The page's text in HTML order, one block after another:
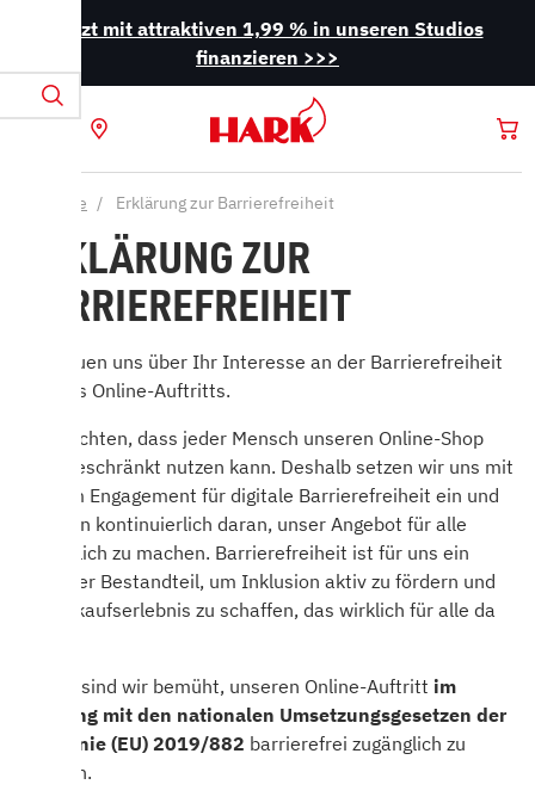
Jetzt mit attraktiven 1,99 % in unseren Studios
finanzieren >>>
Startseite Erklärung zur Barrierefreiheit
ERKLÄRUNG ZUR
BARRIEREFREIHEIT
Wir freuen uns über Ihr Interesse an der Barrierefreiheit
unseres Online-Auftritts.
Wir möchten, dass jeder Mensch unseren Online-Shop
uneingeschränkt nutzen kann. Deshalb setzen wir uns mit
großem Engagement für digitale Barrierefreiheit ein und
arbeiten kontinuierlich daran, unser Angebot für alle
zugänglich zu machen. Barrierefreiheit ist für uns ein
zentraler Bestandteil, um Inklusion aktiv zu fördern und
ein Einkaufserlebnis zu schaffen, das wirklich für alle da
Darum sind wir bemüht, unseren Online-Auftritt im
Einklang mit den nationalen Umsetzungsgesetzen der
Richtlinie (EU) 2019/882 barrierefrei zugänglich zu
machen.